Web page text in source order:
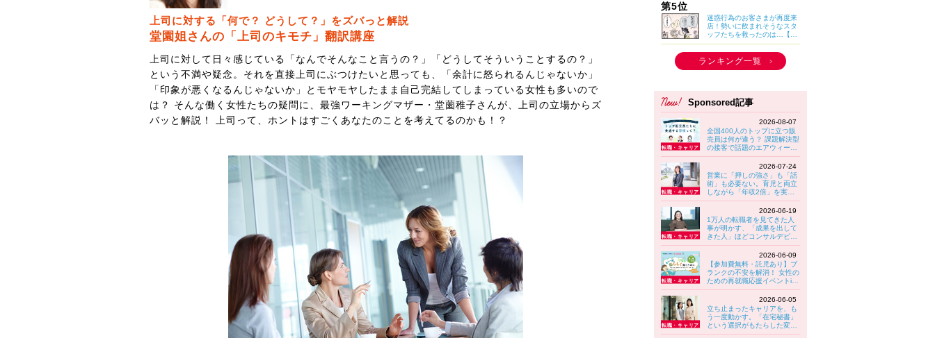
上司に対する「何で？ どうして？」をズバっと解説
堂園姐さんの「上司のキモチ」翻訳講座
上司に対して日々感じている「なんでそんなこと言うの？」「どうしてそういうことするの？」
という不満や疑念。それを直接上司にぶつけたいと思っても、「余計に怒られるんじゃないか」
「印象が悪くなるんじゃないか」とモヤモヤしたまま自己完結してしまっている女性も多いので
は？ そんな働く女性たちの疑問に、最強ワーキングマザー・堂薗稚子さんが、上司の立場からズ
バッと解説！ 上司って、ホントはすごくあなたのことを考えてるのかも！？
第5位
迷惑行為のお客さまが再度来
店！勢いに飲まれそうなスタ
ッフたちを救ったのは…【マ
イカのアパレル日記 by ぼの
こ】
ランキング一覧
Sponsored記事
2026-08-07
全国400人のトップに立つ販
売員は何が違う？ 課題解決型
の接客で話題のエアウィーヴ
に見る“選ばれる接客”の共通
2026-07-24
営業に「押しの強さ」も「話
術」も必要ない。育児と両立
しながら「年収2倍」を実現
する女性が実践していること
2026-06-19
1万人の転職者を見てきた人
事が明かす、「成果を出して
きた人」ほどコンサルデビュ
ーでつまずきやすい理由
2026-06-09
【参加費無料・託児あり】ブ
ランクの不安を解消！ 女性の
ための再就職応援イベントin
八王子 6/30(火)開催！
2026-06-05
立ち止まったキャリアを、も
う一度動かす。「在宅秘書」
という選択がもたらした変化
【PwC Japanグループ】